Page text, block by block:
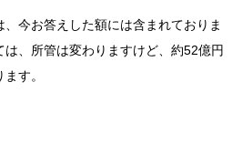
今お答えした額には含まれておりま
、所管は変わりますけど、約52億円
す。